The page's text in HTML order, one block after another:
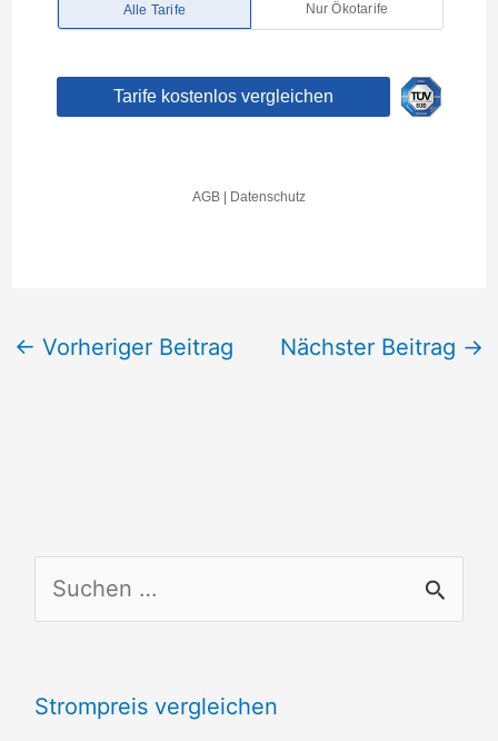
← Vorheriger Beitrag Nächster Beitrag →
u
h
Strompreis vergleichen